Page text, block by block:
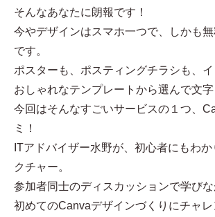
そんなあなたに朗報です！
今やデザインはスマホ一つで、しかも
です。
ポスターも、ポスティングチラシも、イ
おしゃれなテンプレートから選んで文字
今回はそんなすごいサービスの１つ、
ミ！
ITアドバイザー水野が、初心者にもわ
クチャー。
参加者同士のディスカッションで学びな
初めてのCanvaデザインづくりにチャレ